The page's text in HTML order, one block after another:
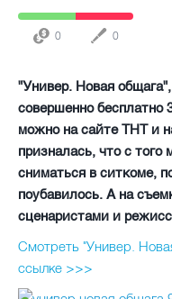
0 0
"Универ. Новая
совершенно бесплатно
можно на сайте ТНТ и
призналась, что с того
сниматься в ситкоме,
поубавилось. А на
сценаристами и
Смотреть "Универ.
ссылке >>>